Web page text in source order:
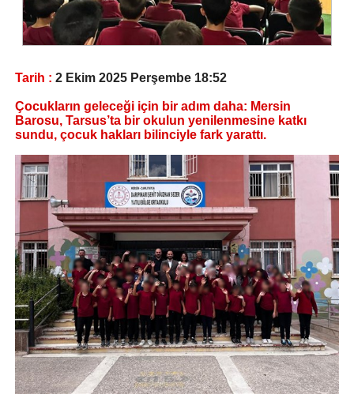
Tarih : 2 Ekim 2025 Perşembe 18:52
Çocukların geleceği için bir adım daha: Mersin
Barosu, Tarsus’ta bir okulun yenilenmesine katkı
sundu, çocuk hakları bilinciyle fark yarattı.